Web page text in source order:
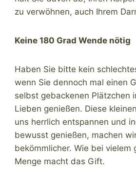
zu verwöhnen, auch Ihrem
Keine 180 Grad Wende nötig
Haben Sie bitte kein
wenn Sie dennoch mal einen
selbst gebackenen Plätzchen
Lieben genießen. Diese
uns herrlich entspannen und
bewusst genießen, machen
bekömmlicher. Wie bei vielem
Menge macht das Gift.